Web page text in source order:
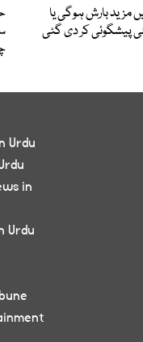
مزید بارش ہوگی یا
پیشگوئی کر دی گئی
Urdu
in
Urdu